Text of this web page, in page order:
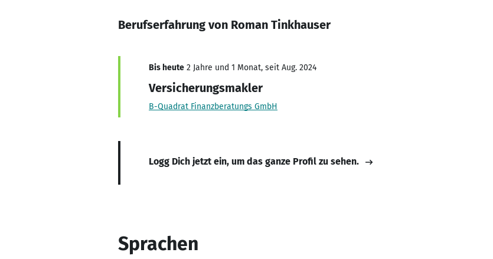
Berufserfahrung von Roman Tinkhauser
Bis heute 2 Jahre und 1 Monat, seit Aug. 2024
Versicherungsmakler
B-Quadrat Finanzberatungs GmbH
Logg Dich jetzt ein, um das ganze Profil zu sehen.
Sprachen